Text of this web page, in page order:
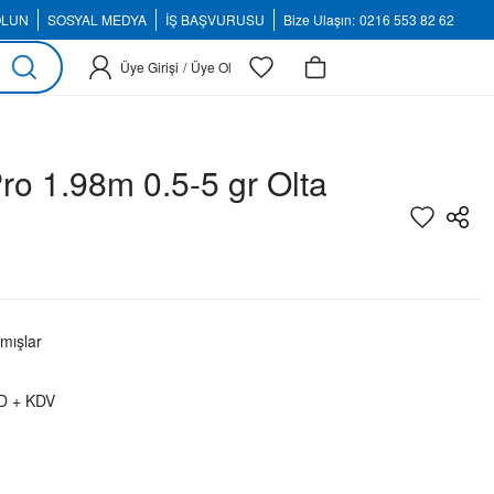
SOSYAL MEDYA İŞ BAŞVURUSU Bize Ulaşın: 0216 553 82 62
Üye Girişi / Üye Ol
1.98m 0.5-5 gr Olta
+ KDV